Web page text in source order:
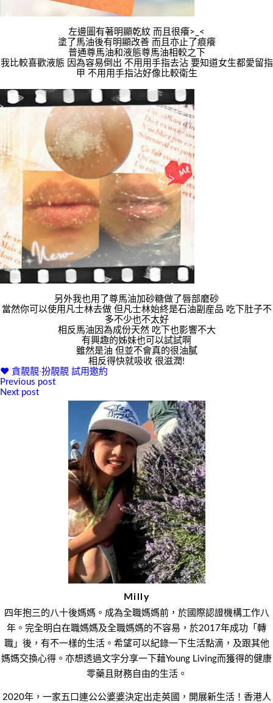
左邊圖有著明顯乾紋 而且很癢>_<
塗了馬油後有明顯改善 而且亦止了痕癢
普通尊馬油和液態尊馬油相較之下
我比較喜歡液態 因為容易倒出 不用用手指去沾 要知道女生都愛留指
甲 不用用手指沾好像比較衛生
另外我也用了尊馬油加砂糖做了唇部磨砂
當然你可以使用凡士林去做 但凡士林始終是石油副産品 吃下肚子不
多不少也不太好
相反馬油因為成份天然 吃下也影響不大
有興趣的姊妹也可以試試啊
雖然是油 但並不會真的很油膩
相反得快就吸收 很滋潤!
♥ 貪靚靚‧扮靚靚 試用邀約
文
Previous post
Next post
Milly
四年抱三的八十後媽媽。成為全職媽媽前，於國際認證機構工作八
年。完全明白在職媽媽及全職媽媽的不容易，於2017年成功「轉
職」後，有不一樣的生活。希望可以紀錄一下生活點滴，及跟其他
媽媽交換心得。亦想透過文字分享一下藉Young Living而獲得的健康
零藥且財務自由的生活。
2020年，一家五口連公公婆婆決定出走英國，開展新生活！香港人